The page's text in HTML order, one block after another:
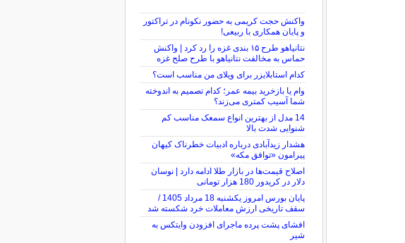
واکنش حجت کریمی به حضور نکونام در تراکتور
و پایان همکاری با ربیعی!
نتانیاهو طرح ۱۵ بندی غزه را رد کرد | واکنش
حماس به مخالفت نتانیاهو با طرح صلح غزه
کدام استابلایزر برای ویلای من مناسب است؟
وام یا بازخرید بیمه عمر؛ کدام تصمیم به اندوخته
شما آسیب کمتری می‌زند؟
14 مدل از بهترین انواع سمعک مناسب کم
شنوایی شدت بالا
هشدار زیدآبادی درباره ادبیات خطرناک کیهان
پیرامون «توافق مکه»
اصلاح قیمت‌ها در بازار طلا ادامه دارد | نوسان
دلار در کریدور 180 هزار تومانی
پایان بورس امروز یکشنبه 18 مرداد 1405 /
سقف تاریخی ارزش معاملات خرد شکسته شد
افشای پشت پرده ماجرای افزودن وایتکس به
شیر